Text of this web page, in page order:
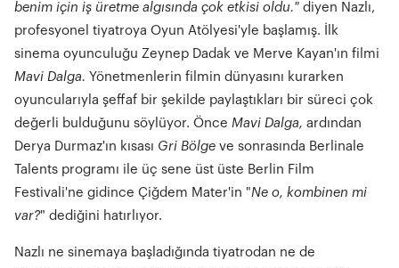
benim için iş üretme algısında çok etkisi oldu." diyen Nazlı,
profesyonel tiyatroya Oyun Atölyesi'yle başlamış. İlk
sinema oyunculuğu Zeynep Dadak ve Merve Kayan'ın filmi
Mavi Dalga. Yönetmenlerin filmin dünyasını kurarken
oyuncularıyla şeffaf bir şekilde paylaştıkları bir süreci çok
değerli bulduğunu söylüyor. Önce Mavi Dalga, ardından
Derya Durmaz'ın kısası Gri Bölge ve sonrasında Berlinale
Talents programı ile üç sene üst üste Berlin Film
Festivali'ne gidince Çiğdem Mater'in "Ne o, kombinen mi
var?" dediğini hatırlıyor.
Nazlı ne sinemaya başladığında tiyatrodan ne de